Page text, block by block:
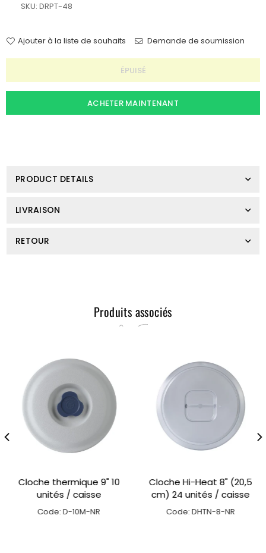
SKU: DRPT-48
Ajouter à la liste de souhaits
Demande de soumission
ÉPUISÉ
ACHETER MAINTENANT
PRODUCT DETAILS
LIVRAISON
RETOUR
Produits associés
Cloche Hi-Heat 8" (20,5
cm) 24 unités / caisse
Code: DHTN-8-NR
Cloche thermique 9" 10
unités / caisse
Code: D-10M-NR